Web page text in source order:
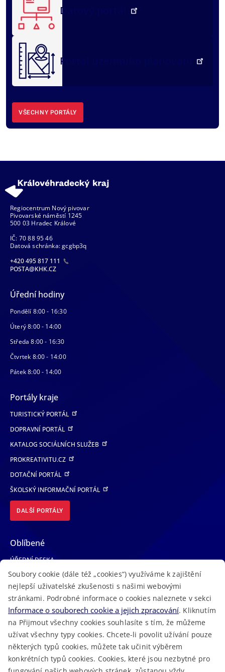
Datový portál
Portál územního plánování
VŠECHNY PORTÁLY
Regiocentrum Nový pivovar
Pivovarské náměstí 1245
500 03 Hradec Králové
IČ: 70 88 95 46
Datová schránka: gcgbp3q
+420 495 817 111
POSTA@KHK.CZ
Úřední hodiny
Pondělí 8:00 - 16:30
Úterý 8:00 - 14:00
Středa 8:00 - 16:30
Čtvrtek 8:00 - 14:00
Pátek 8:00 - 14:00
Portály kraje
TURISTICKÝ PORTÁL
DOPRAVNÍ PORTÁL
KATALOG SOCIÁLNÍCH SLUŽEB
PROKREATIVITU.CZ
DOTAČNÍ PORTÁL
ŠKOLSKÝ INFORMAČNÍ PORTÁL
DALŠÍ PORTÁLY
Oblíbené
ÚŘEDNÍ DESKA
TELEFONNÍ SEZNAM
LÉKAŘSKÁ POHOTOVOST
VOLNÁ MÍSTA
AKTUALITY
Soubory cookie (dále též „cookies“) využíváme k zajištění
nejlepší uživatelské zkušenosti s našimi webovými
stránkami. Podrobné informace o cookies naleznete v sekci
Informace o souborech cookie a jejich zpracování. Kliknutím
na Přijmout všechny cookies souhlasíte s tím, že můžeme
užívat všechny typy cookies. Chcete-li povolit užívání pouze
některých typů cookies, můžete tak učinit výběrem
konkrétních typů cookies. Cookies, které jsou nezbytné pro